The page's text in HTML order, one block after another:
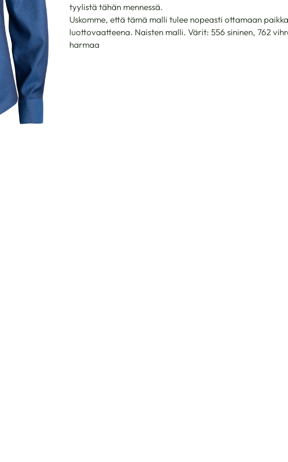
tyylistä tähän mennessä.
Uskomme, että tämä malli tulee nopeasti ottamaan
luottovaatteena. Naisten malli. Värit: 556 sininen, 762
harmaa